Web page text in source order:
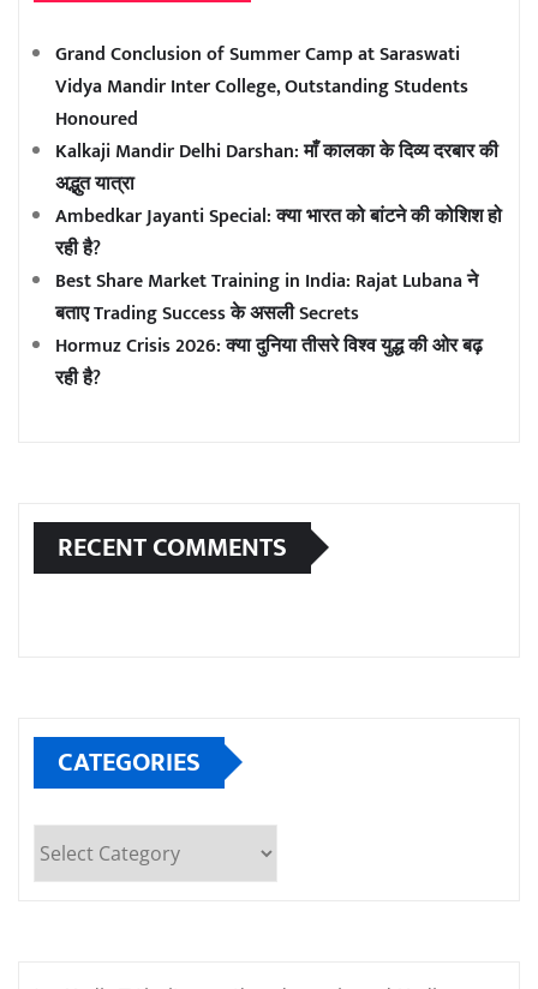
Grand Conclusion of Summer Camp at Saraswati
Vidya Mandir Inter College, Outstanding Students
Honoured
Kalkaji Mandir Delhi Darshan: माँ कालका के दिव्य दरबार की
अद्भुत यात्रा
Ambedkar Jayanti Special: क्या भारत को बांटने की कोशिश हो
रही है?
Best Share Market Training in India: Rajat Lubana ने
बताए Trading Success के असली Secrets
Hormuz Crisis 2026: क्या दुनिया तीसरे विश्व युद्ध की ओर बढ़
रही है?
RECENT COMMENTS
CATEGORIES
Categories